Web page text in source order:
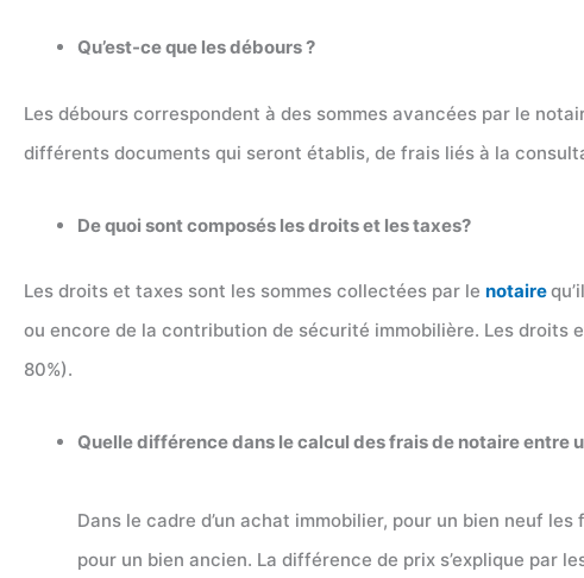
Qu’est-ce que les débours ?
Les débours correspondent à des sommes avancées par le
différents documents qui seront établis, de frais liés à la
De quoi sont composés les droits et les taxes?
Les droits et taxes sont les sommes collectées par le notaire
ou encore de la contribution de sécurité immobilière. Les
80%).
Quelle différence dans le calcul des frais de notaire entre
Dans le cadre d’un achat immobilier, pour un bien neuf
pour un bien ancien. La différence de prix s’explique par